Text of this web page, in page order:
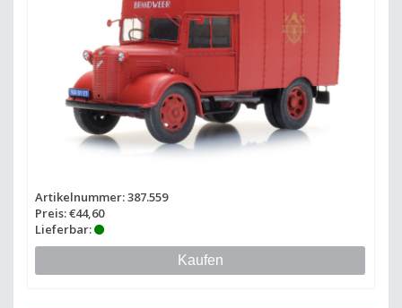
Artikelnummer: 387.559
Preis: €44,60
Lieferbar:
Kaufen